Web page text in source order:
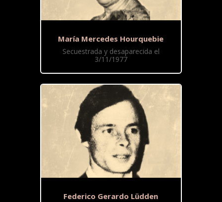
María Mercedes Hourquebie
Secuestrada y desaparecida el
3/11/1977
Federico Gerardo Lüdden